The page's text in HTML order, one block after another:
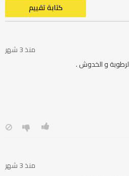
كتابة تقييم
منذ 3 شهر
منذ 3 شهر